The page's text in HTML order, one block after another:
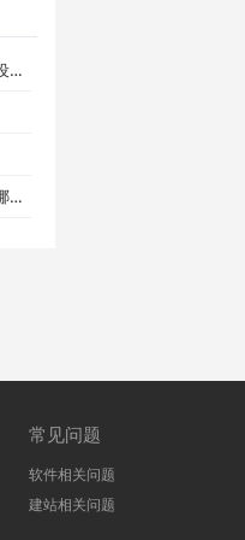
常见问题
软件相关问题
建站相关问题